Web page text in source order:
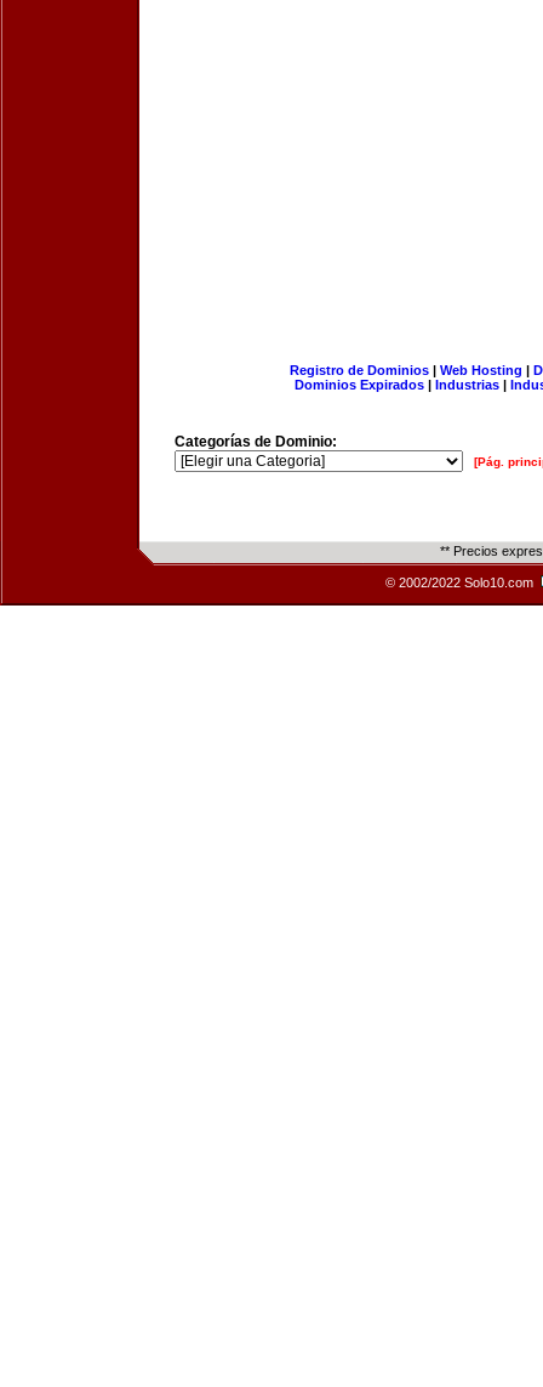
Registro de Dominios| Web Hosting |
Dominios Expirados | Industrias |
Categorías de Dominio:
[Pág.
** Precios
© 2002/2022 Solo10.com